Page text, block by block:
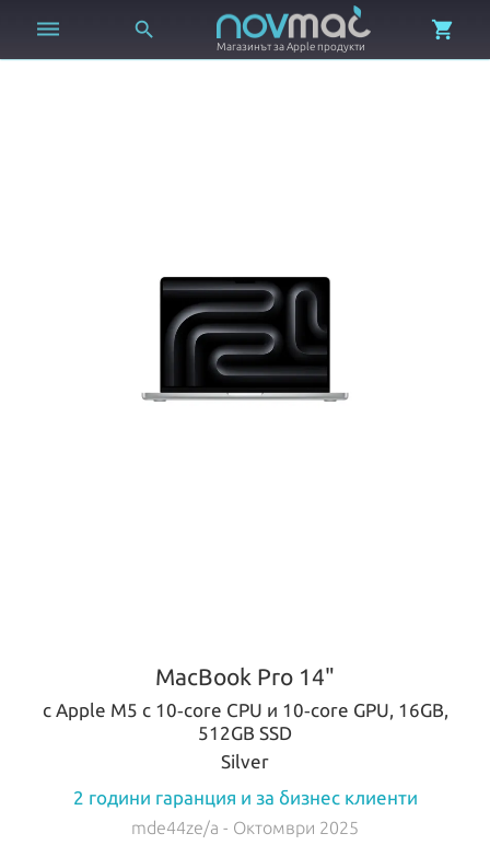
 
Магазинът за Apple продукти

MacBook Pro 14"
с Apple M5 с 10‑core CPU и 10‑core GPU, 16GB,
512GB SSD
Silver
2 години гаранция и за бизнес клиенти
mde44ze/a - Октомври 2025